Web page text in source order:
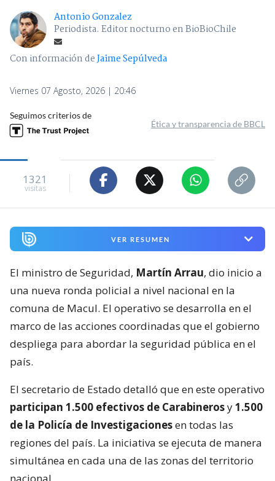
Antonio Gonzalez
Periodista. Editor nocturno en BioBioChile
Con información deJaime Sepúlveda
Viernes 07 Agosto, 2026 | 20:46
Seguimos criterios de
Ética y transparencia de BBCL
1321
visitas
VER RESUMEN
El ministro de Seguridad, Martín Arrau, dio inicio a
una nueva ronda policial a nivel nacional en la
comuna de Macul. El operativo se desarrolla en el
marco de las acciones coordinadas que el gobierno
despliega para abordar la seguridad pública en el
país.
El secretario de Estado detalló que en este operativo
participan 1.500 efectivos de Carabinerosy1.500
de la Policía de Investigacionesen todas las
regiones del país. La iniciativa se ejecuta de manera
simultánea en cada una de las zonas del territorio